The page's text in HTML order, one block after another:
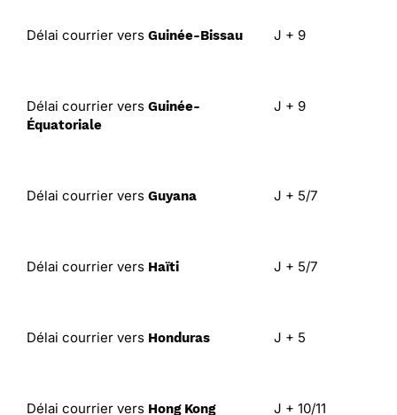
Délai courrier vers Guinée-Bissau J + 9
Délai courrier vers Guinée-
Équatoriale
J + 9
Délai courrier vers Guyana J + 5/7
Délai courrier vers Haïti J + 5/7
Délai courrier vers Honduras J + 5
Délai courrier vers Hong Kong J + 10/11